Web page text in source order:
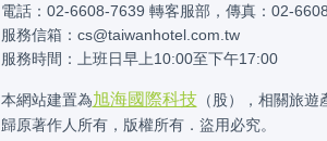
電話：02-6608-7639 轉客服部，傳真：02-
服務信箱：cs@taiwanhotel.com.tw
服務時間：上班日早上10:00至下午17:00
本網站建置為旭海國際科技（股），相關旅遊
歸原著作人所有，版權所有．盜用必究。